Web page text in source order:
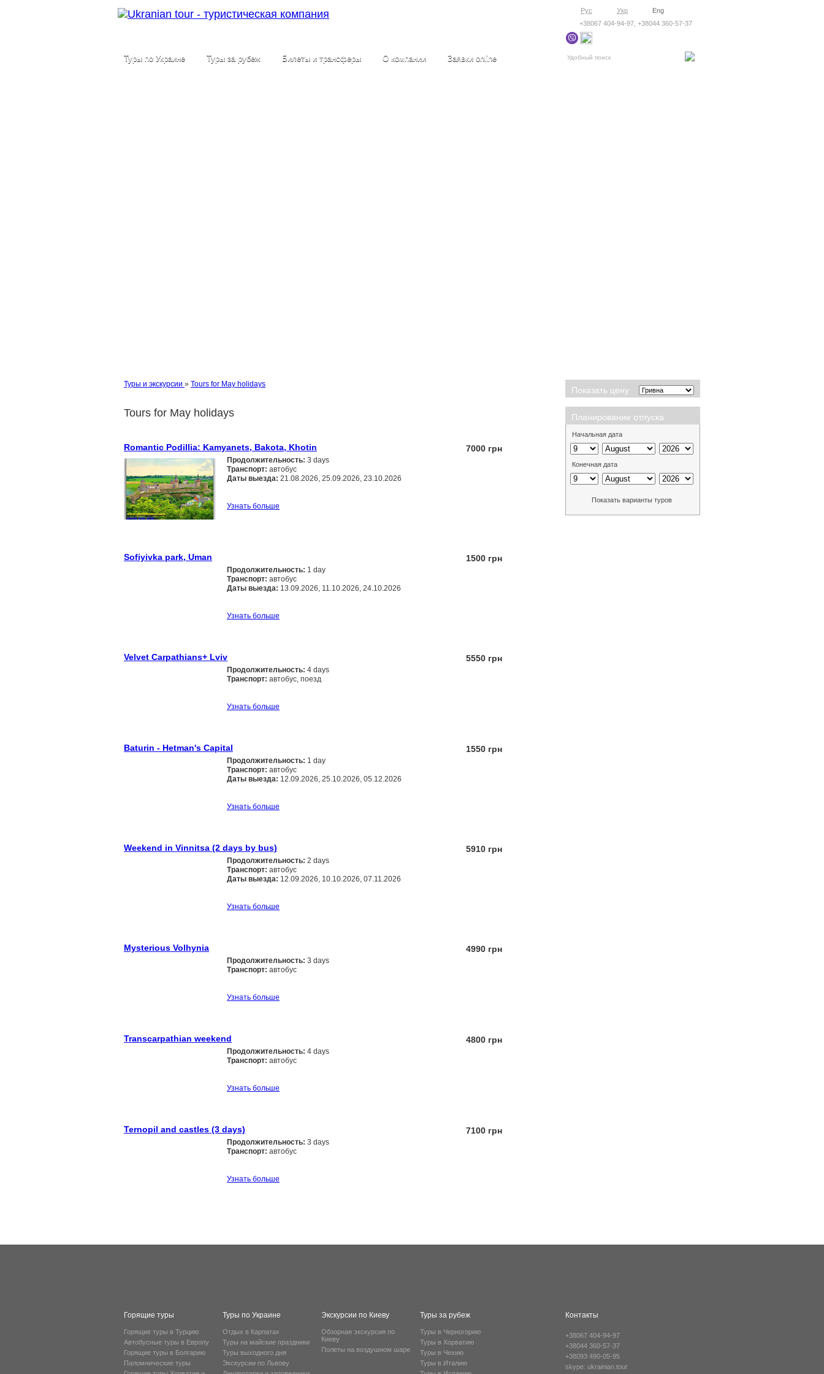
Рус Укр
Eng
+38067 404-94-97, +38044 360-57-37
Туры по Украине Туры за рубеж Билеты и трансферы О компании Заявки online
Туры и экскурсии » Tours for May holidays
Tours for May holidays
Romantic Podillia: Kamyanets, Bakota, Khotin 7000 грн
Продолжительность: 3 days
Транспорт: автобус
Даты выезда: 21.08.2026, 25.09.2026, 23.10.2026
Узнать больше
Sofiyivka park, Uman 1500 грн
Продолжительность: 1 day
Транспорт: автобус
Даты выезда: 13.09.2026, 11.10.2026, 24.10.2026
Узнать больше
Velvet Carpathians+ Lviv 5550 грн
Продолжительность: 4 days
Транспорт: автобус, поезд
Узнать больше
Baturin - Hetman's Capital 1550 грн
Продолжительность: 1 day
Транспорт: автобус
Даты выезда: 12.09.2026, 25.10.2026, 05.12.2026
Узнать больше
Weekend in Vinnitsa (2 days by bus) 5910 грн
Продолжительность: 2 days
Транспорт: автобус
Даты выезда: 12.09.2026, 10.10.2026, 07.11.2026
Узнать больше
Mysterious Volhynia 4990 грн
Продолжительность: 3 days
Транспорт: автобус
Узнать больше
Transcarpathian weekend 4800 грн
Продолжительность: 4 days
Транспорт: автобус
Узнать больше
Ternopil and castles (3 days) 7100 грн
Продолжительность: 3 days
Транспорт: автобус
Узнать больше
Показать цену
Планирование отпуска
Начальная дата
Конечная дата
Горящие туры
Горящие туры в Турцию
Автобусные туры в Европу
Горящие туры в Болгарию
Паломнические туры
Туры по Украине
Отдых в Карпатах
Туры на майские праздники
Туры выходного дня
Экскурсии по Львову
Экскурсии по Киеву
Обзорная экскурсия по
Киеву
Полеты на воздушном шаре
Туры за рубеж
Туры в Черногорию
Туры в Хорватию
Туры в Чехию
Туры в Италию
Контакты
+38067 404-94-97
+38044 360-57-37
+38093 490-05-95
skype: ukrainian.tour